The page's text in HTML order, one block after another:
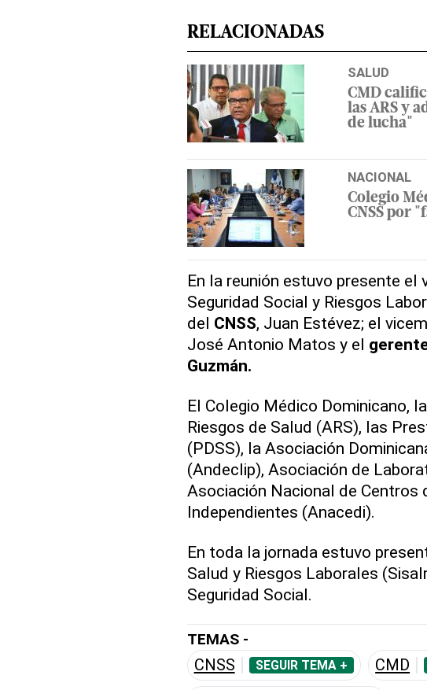
RELACIONADAS
SALUD
CMD
las ARS y
de lucha"
NACIONAL
Colegio
CNSS por
En la reunión estuvo presente el
Seguridad Social y Riesgos
del CNSS, Juan Estévez; el
José Antonio Matos y el
Guzmán.
El Colegio Médico Dominicano,
Riesgos de Salud (ARS), las
(PDSS), la Asociación
(Andeclip), Asociación de
Asociación Nacional de Centros
Independientes (Anacedi).
En toda la jornada estuvo
Salud y Riesgos Laborales
Seguridad Social.
TEMAS -
CNSS SEGUIR TEMA + CMD